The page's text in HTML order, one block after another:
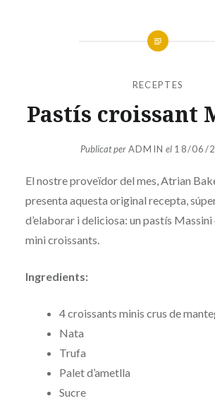
RECEPTES
Pastís croissant
Publicat perADMIN el 18/06/
El nostre proveïdor del mes, Atrian
presenta aquesta original recepta,
d’elaborar i deliciosa: un pastís
mini croissants.
Ingredients:
4 croissants minis crus de
Nata
Trufa
Palet d’ametlla
Sucre